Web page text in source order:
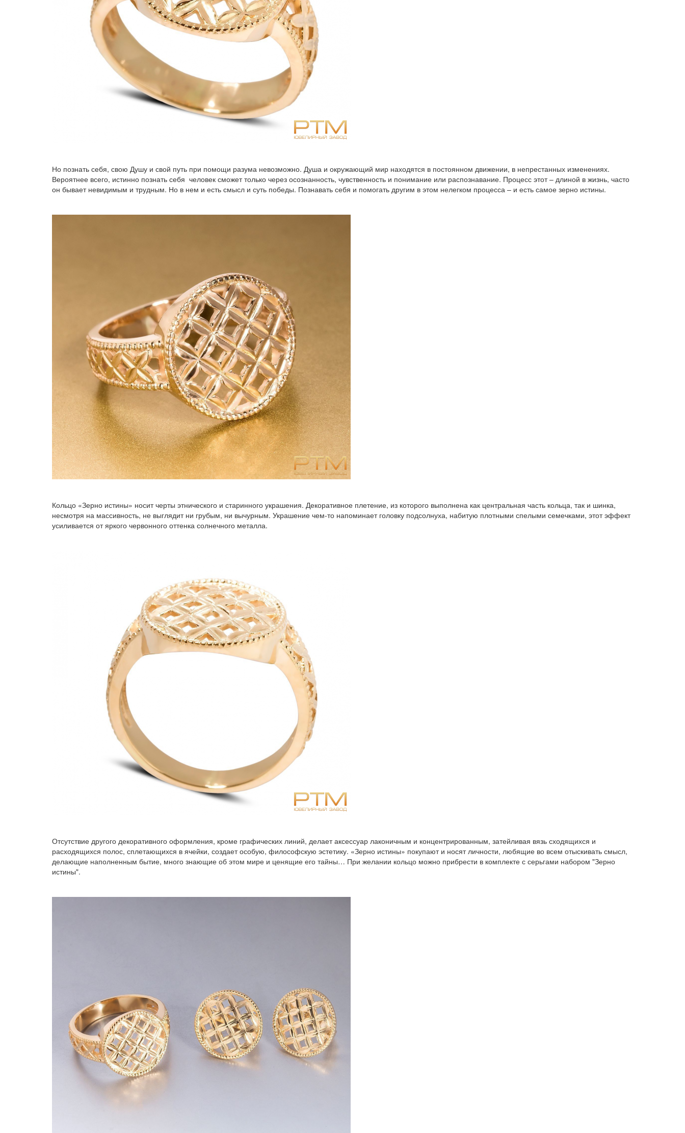
Но познать себя, свою Душу и свой путь при помощи разума невозможно. Душа и окружающий мир находятся в постоянном движении, в непрестанных изменениях.
Вероятнее всего, истинно познать себя человек сможет только через осознанность, чувственность и понимание или распознавание. Процесс этот – длиной в жизнь, часто
он бывает невидимым и трудным. Но в нем и есть смысл и суть победы. Познавать себя и помогать другим в этом нелегком процесса – и есть самое зерно истины.
Кольцо «Зерно истины» носит черты этнического и старинного украшения. Декоративное плетение, из которого выполнена как центральная часть кольца, так и шинка,
несмотря на массивность, не выглядит ни грубым, ни вычурным. Украшение чем-то напоминает головку подсолнуха, набитую плотными спелыми семечками, этот эффект
усиливается от яркого червонного оттенка солнечного металла.
Отсутствие другого декоративного оформления, кроме графических линий, делает аксессуар лаконичным и концентрированным, затейливая вязь сходящихся и
расходящихся полос, сплетающихся в ячейки, создает особую, философскую эстетику. «Зерно истины» покупают и носят личности, любящие во всем отыскивать смысл,
делающие наполненным бытие, много знающие об этом мире и ценящие его тайны… При желании кольцо можно прибрести в комплекте с серьгами набором "Зерно
истины".